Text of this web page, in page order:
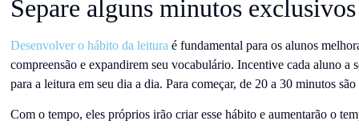
Separe alguns minutos
Desenvolver o hábito da leitura é fundamental para os alunos
compreensão e expandirem seu vocabulário. Incentive cada aluno a
para a leitura em seu dia a dia. Para começar, de 20 a 30 minutos
Com o tempo, eles próprios irão criar esse hábito e aumentarão o